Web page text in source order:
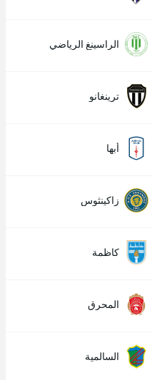
الراسينغ الرياضي
ترينغانو
أبها
زاكينثوس
كاظمة
المحرق
السالمية